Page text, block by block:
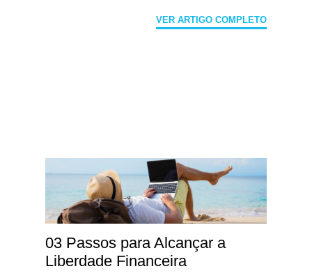
VER ARTIGO COMPLETO
03 Passos para Alcançar a
Liberdade Financeira